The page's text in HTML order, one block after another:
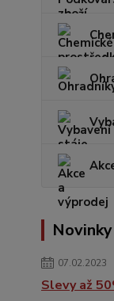
Novinky
07.02.2023
Slevy až